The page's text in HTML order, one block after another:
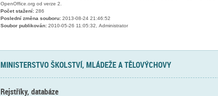
OpenOffice.org od verze 2.
Počet stažení:286
Poslední změna souboru:2013-08-24 21:46:52
Soubor publikován:2010-05-26 11:05:32, Administrator
MINISTERSTVO ŠKOLSTVÍ, MLÁDEŽE A TĚLOVÝCHOVY
Rejstříky, databáze